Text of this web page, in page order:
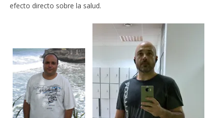
efecto directo sobre la salud.